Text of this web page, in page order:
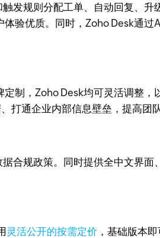
发规则分配工单、自动回复、
验优质。同时，Zoho Desk通
制，Zoho Desk均可灵活调整
打通企业内部信息壁垒，提高团
合规政策。同时提供全中文界
灵活公开的按需定价 ，基础版本